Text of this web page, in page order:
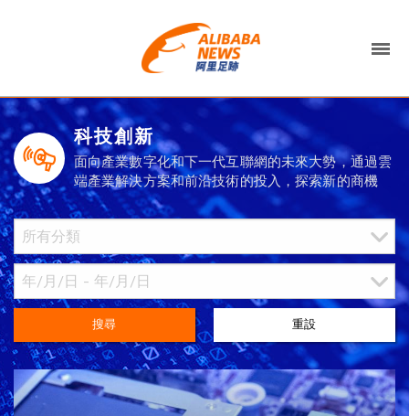
科技創新
面向產業數字化和下一代互聯網的未來大勢，通過雲
端產業解決方案和前沿技術的投入，探索新的商機
搜尋 重設